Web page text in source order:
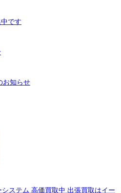
です
お知らせ
ステム 高価買取中 出張買取はイー